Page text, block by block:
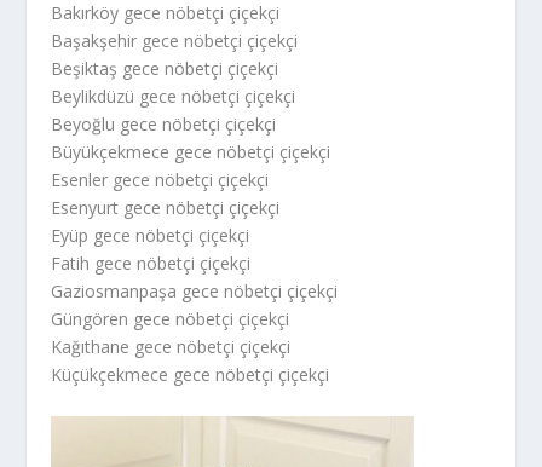
Bakırköy gece nöbetçi çiçekçi
Başakşehir gece nöbetçi çiçekçi
Beşiktaş gece nöbetçi çiçekçi
Beylikdüzü gece nöbetçi çiçekçi
Beyoğlu gece nöbetçi çiçekçi
Büyükçekmece gece nöbetçi çiçekçi
Esenler gece nöbetçi çiçekçi
Esenyurt gece nöbetçi çiçekçi
Eyüp gece nöbetçi çiçekçi
Fatih gece nöbetçi çiçekçi
Gaziosmanpaşa gece nöbetçi çiçekçi
Güngören gece nöbetçi çiçekçi
Kağıthane gece nöbetçi çiçekçi
Küçükçekmece gece nöbetçi çiçekçi